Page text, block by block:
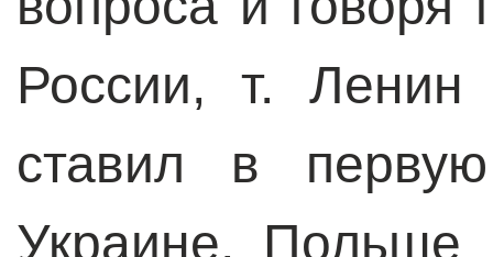
России, т.
ставил в
Украине,